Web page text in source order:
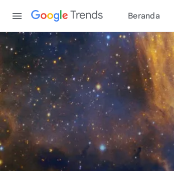
Trends Beranda